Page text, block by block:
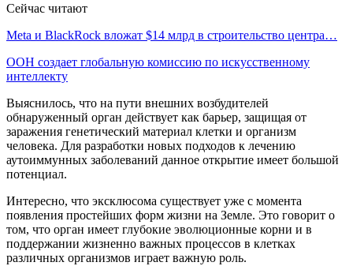
Сейчас читают
Meta и BlackRock вложат $14 млрд в строительство центра…
ООН создает глобальную комиссию по искусственному
интеллекту
Выяснилось, что на пути внешних возбудителей
обнаруженный орган действует как барьер, защищая от
заражения генетический материал клетки и организм
человека. Для разработки новых подходов к лечению
аутоиммунных заболеваний данное открытие имеет большой
потенциал.
Интересно, что эксклюсома существует уже с момента
появления простейших форм жизни на Земле. Это говорит о
том, что орган имеет глубокие эволюционные корни и в
поддержании жизненно важных процессов в клетках
различных организмов играет важную роль.